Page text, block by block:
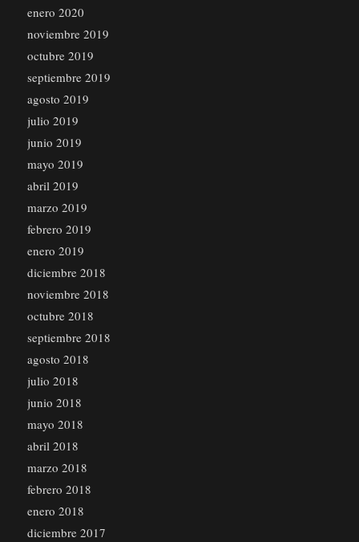
enero 2020
noviembre 2019
octubre 2019
septiembre 2019
agosto 2019
julio 2019
junio 2019
mayo 2019
abril 2019
marzo 2019
febrero 2019
enero 2019
diciembre 2018
noviembre 2018
octubre 2018
septiembre 2018
agosto 2018
julio 2018
junio 2018
mayo 2018
abril 2018
marzo 2018
febrero 2018
enero 2018
diciembre 2017